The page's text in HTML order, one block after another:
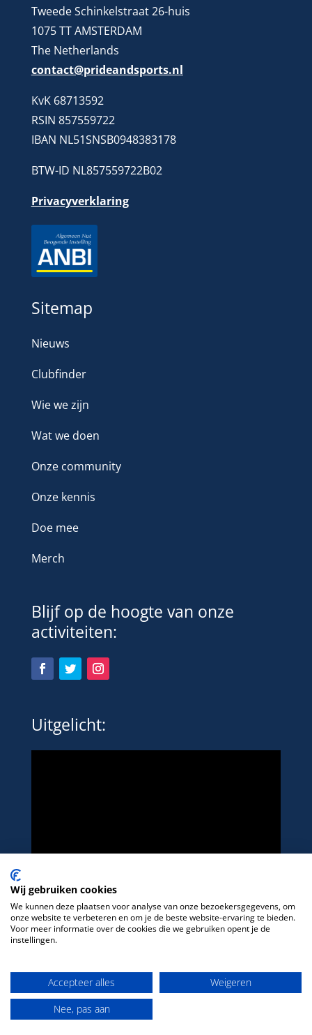
Tweede Schinkelstraat 26-huis
1075 TT AMSTERDAM
The Netherlands
contact@prideandsports.nl
KvK 68713592
RSIN 857559722
IBAN NL51SNSB0948383178
BTW-ID NL857559722B02
Privacyverklaring
Sitemap
Nieuws
Clubfinder
Wie we zijn
Wat we doen
Onze community
Onze kennis
Doe mee
Merch
Blijf op de hoogte van onze
activiteiten:
Uitgelicht:
Wij gebruiken cookies
We kunnen deze plaatsen voor analyse van onze bezoekersgegevens, om
onze website te verbeteren en om je de beste website-ervaring te bieden.
Voor meer informatie over de cookies die we gebruiken opent je de
instellingen.
Accepteer alles
Weigeren
Nee, pas aan